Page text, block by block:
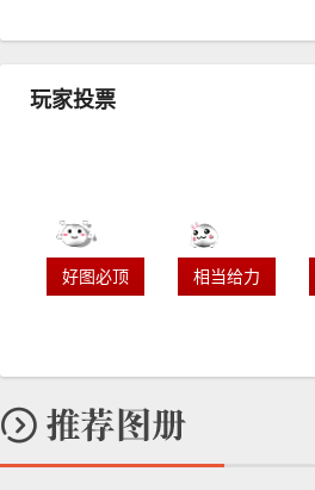
玩家投票
好图必顶 相当给力